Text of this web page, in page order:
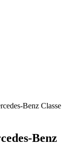
Benz Classe
Benz